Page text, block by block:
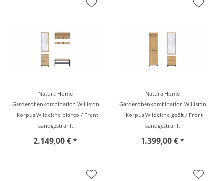
Natura Home
Garderobenkombination Williston
- Korpus Wildeiche bianco / Front
sandgestrahlt
2.149,00 € *
Natura Home
Garderobenkombination Williston
- Korpus Wildeiche geölt / Front
sandgestrahlt
1.399,00 € *